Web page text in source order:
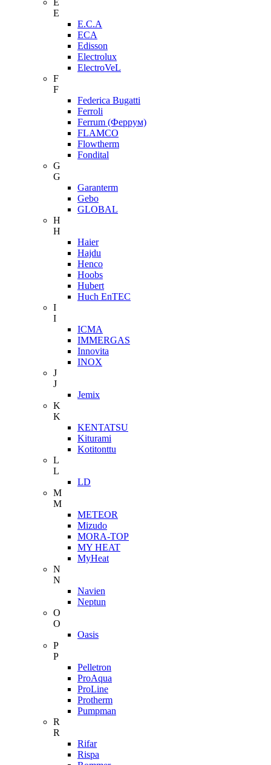
E
E
E.C.A
ECA
Edisson
Electrolux
ElectroVeL
F
F
Federica Bugatti
Ferroli
Ferrum (Феррум)
FLAMCO
Flowtherm
Fondital
G
G
Garanterm
Gebo
GLOBAL
H
H
Haier
Hajdu
Henco
Hoobs
Hubert
Huch EnTEC
I
I
ICMA
IMMERGAS
Innovita
INOX
J
J
Jemix
K
K
KENTATSU
Kiturami
Kotitonttu
L
L
LD
M
M
METEOR
Mizudo
MORA-TOP
MY HEAT
MyHeat
N
N
Navien
Neptun
O
O
Oasis
P
P
Pelletron
ProAqua
ProLine
Protherm
Pumpman
R
R
Rifar
Rispa